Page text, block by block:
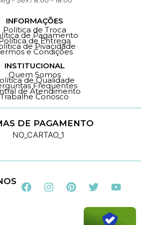
INFORMAÇÕES
Política de Troca
de Pagamento
de Entrega
de Pivacidade
e Condições
INSTITUCIONAL
Quem Somos
de Qualidade
Frequentes
de Atendimento
Trabalhe Conosco
DE PAGAMENTO